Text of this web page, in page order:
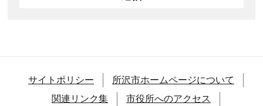
サイトポリシー
所沢市ホームページについて
関連リンク集
市役所へのアクセス